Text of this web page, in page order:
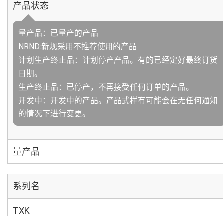
产品状态
量产品：已量产的产品
NRND:新规采用不推荐使用的产品
计划生产终止品：计划停产产品。有的已经定好最终订货
日期。
生产终止品：已停产，不再接受任何订单的产品。
开发中：开发中的产品。产品式样有可能会在无任何通知
的情况下进行变更。
量产品
系列名
TXK